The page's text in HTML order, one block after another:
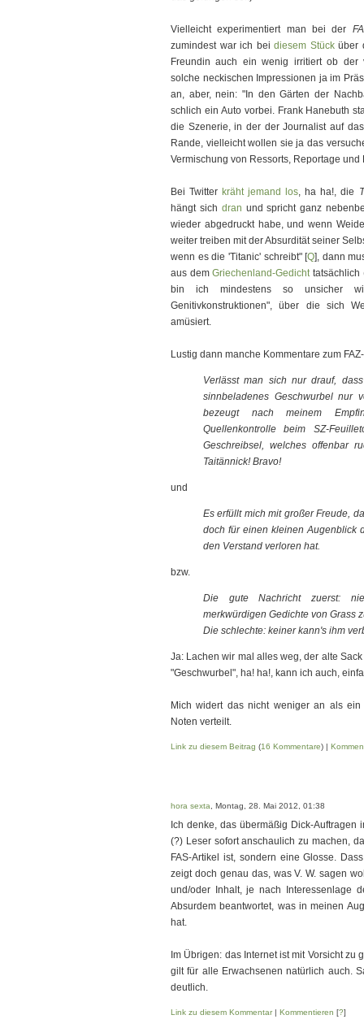
Vielleicht experimentiert man bei der
zumindest war ich bei diesem Stücküber
Freundin auch ein wenig irritiert ob der
solche neckischen Impressionen ja im
an, aber, nein: "In den Gärten der
schlich ein Auto vorbei. Frank Hanebuth
die Szenerie, in der der Journalist auf
Rande, vielleicht wollen sie ja das
Vermischung von Ressorts, Reportage und
Bei Twitter kräht jemand los, ha ha!, die
hängt sich dran und spricht ganz
wieder abgedruckt habe, und wenn
weiter treiben mit der Absurdität seiner
wenn es die 'Titanic' schreibt" [Q], dann
aus demGriechenland-Gedichttatsächlich
bin ich mindestens so unsicher
Genitivkonstruktionen", über die sich
amüsiert.
Lustig dann manche Kommentare zum
Verlässt man sich nur drauf,
sinnbeladenes Geschwurbel nur
bezeugt nach meinem
Quellenkontrolle beim SZ-
Geschreibsel, welches offenbar
Taitännick! Bravo!
und
Es erfüllt mich mit großer Freude,
doch für einen kleinen Augenblick
den Verstand verloren hat.
bzw.
Die gute Nachricht zuerst:
merkwürdigen Gedichte von Grass
Die schlechte: keiner kann's ihm
Ja: Lachen wir mal alles weg, der alte
"Geschwurbel", ha! ha!, kann ich auch,
Mich widert das nicht weniger an als
Noten verteilt.
Link zu diesem Beitrag (16 Kommentare) |
hora sexta , Montag, 28. Mai 2012, 01:38
Ich denke, das übermäßig Dick-Auftragen
(?) Leser sofort anschaulich zu machen,
FAS-Artikel ist, sondern eine Glosse.
zeigt doch genau das, was V. W. sagen
und/oder Inhalt, je nach Interessenlage
Absurdem beantwortet, was in meinen
hat.
Im Übrigen: das Internet ist mit Vorsicht
gilt für alle Erwachsenen natürlich auch.
deutlich.
Link zu diesem Kommentar| Kommentieren [?]